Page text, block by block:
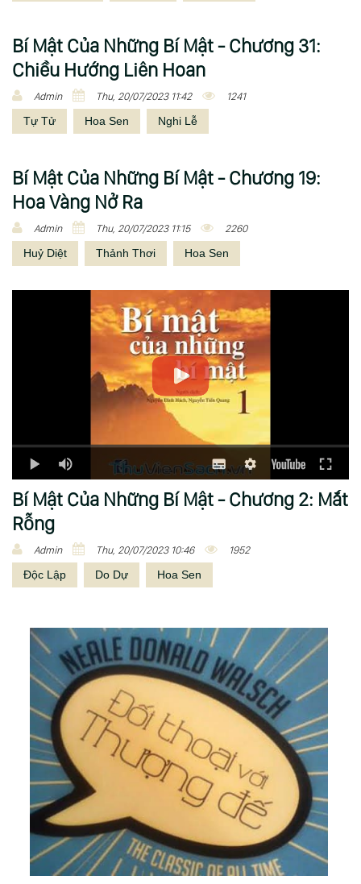
Bí Mật Của Những Bí Mật - Chương 31:
Chiều Hướng Liên Hoan
Admin Thu, 20/07/2023 11:42 1241
Tự Tử Hoa Sen Nghi Lễ
Bí Mật Của Những Bí Mật - Chương 19:
Hoa Vàng Nở Ra
Admin Thu, 20/07/2023 11:15 2260
Huỷ Diệt Thảnh Thơi Hoa Sen
Bí Mật Của Những Bí Mật - Chương 2: Mắt
Rỗng
Admin Thu, 20/07/2023 10:46 1952
Độc Lập Do Dự Hoa Sen